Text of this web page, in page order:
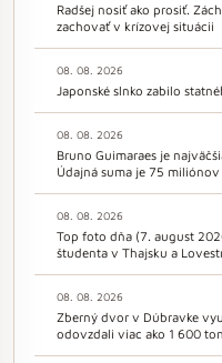
Radšej nosiť ako prosiť.
zachovať v krízovej situácii
08. 08. 2026
Japonské slnko zabilo
08. 08. 2026
Bruno Guimaraes je
Údajná suma je 75
08. 08. 2026
Top foto dňa (7. august
študenta v Thajsku a
08. 08. 2026
Zberný dvor v Dúbravke
odovzdali viac ako 1 600